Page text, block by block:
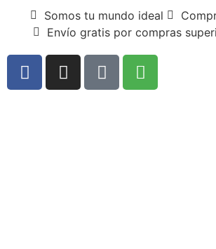
Somos tu mundo ideal
Envío gratis por compras